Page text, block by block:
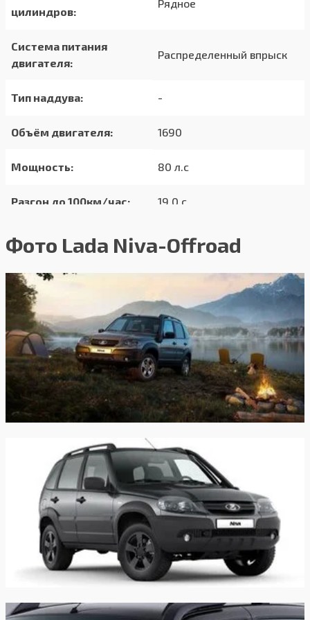
цилиндров:
Рядное
Система питания
двигателя:
Распределенный впрыск
Тип наддува: -
Объём двигателя: 1690
Мощность: 80 л.с
Разгон до 100км/час: 19.0 с
Максимальная
скорость:
140 км/ч
Расход в городском
цикле:
Расход в загородном
цикле:
8.0/100км
Расход в смешанном
цикле:
10.0/100км
Объем топливного
58 л
Длина: 4056 мм
Ширина: 1800 мм
Высота: 1690 мм
Фото Lada Niva-Offroad